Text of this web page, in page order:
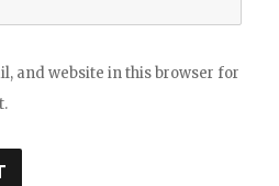
and website in this browser for